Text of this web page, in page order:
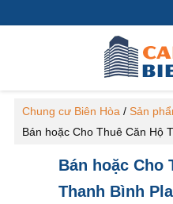
Chung cư Biên Hòa / Sản
Bán hoặc Cho Thuê Căn Hộ
Bán hoặc Cho
Thanh Bình